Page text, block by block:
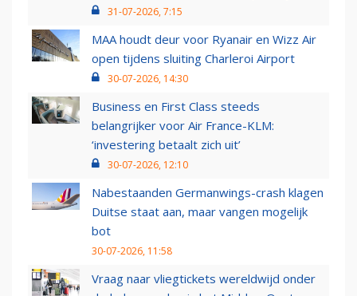
31-07-2026, 7:15
MAA houdt deur voor Ryanair en Wizz Air
open tijdens sluiting Charleroi Airport
30-07-2026, 14:30
Business en First Class steeds
belangrijker voor Air France-KLM:
‘investering betaalt zich uit’
30-07-2026, 12:10
Nabestaanden Germanwings-crash klagen
Duitse staat aan, maar vangen mogelijk
bot
30-07-2026, 11:58
Vraag naar vliegtickets wereldwijd onder